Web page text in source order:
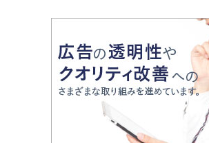
大阪府
兵庫県 京都府 奈
鳥取県
島根県 岡山県 広
香川県
高
教育全般
大学受験塾の選び方
中学受験に熱心な市区町村ランキン
小学校受験
家庭教師
運動と遊びを考える
情報Ⅰ、数学が苦手な人注目！最短
アップ法
悩み多き「大学受験」相談室
英語・英会話・英検対策
小学校教師が解説！中学受験のリアル
大学入試改革
ママテクエグザム
進化する中高一貫校・高校